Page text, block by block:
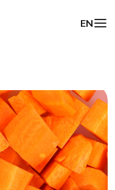
EN